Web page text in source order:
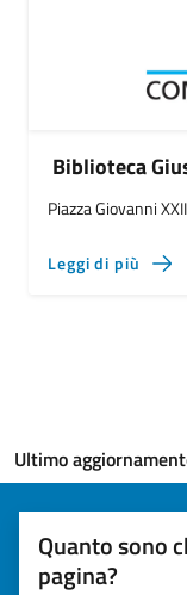
Biblioteca
Piazza Giovanni
Leggi di più
Ultimo
Quanto sono
pagina?